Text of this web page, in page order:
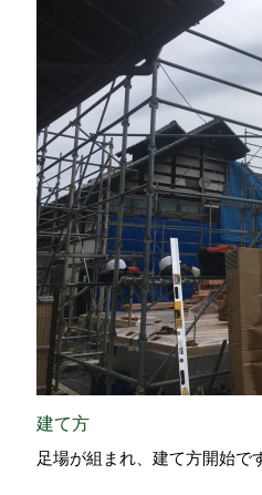
建て方
足場が組まれ、建て方開始で